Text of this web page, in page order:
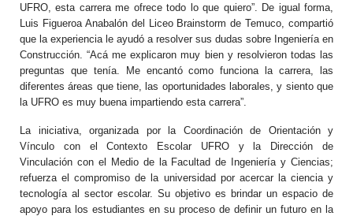
UFRO, esta carrera me ofrece todo lo que quiero”. De igual forma,
Luis Figueroa Anabalón del Liceo Brainstorm de Temuco, compartió
que la experiencia le ayudó a resolver sus dudas sobre Ingeniería en
Construcción. “Acá me explicaron muy bien y resolvieron todas las
preguntas que tenía. Me encantó como funciona la carrera, las
diferentes áreas que tiene, las oportunidades laborales, y siento que
la UFRO es muy buena impartiendo esta carrera”.
La iniciativa, organizada por la Coordinación de Orientación y
Vínculo con el Contexto Escolar UFRO y la Dirección de
Vinculación con el Medio de la Facultad de Ingeniería y Ciencias;
refuerza el compromiso de la universidad por acercar la ciencia y
tecnología al sector escolar. Su objetivo es brindar un espacio de
apoyo para los estudiantes en su proceso de definir un futuro en la